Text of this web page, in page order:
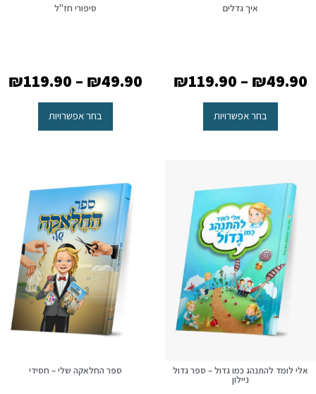
איך גדלים
₪49.90
–
₪119.90
בחר אפשרויות
סיפורי חז"ל
₪49.90
–
₪119.90
בחר אפשרויות
אלי לומד להתנהג כמו גדול – ספר גדול
ניילון
ספר החלאקה שלי – חסידי